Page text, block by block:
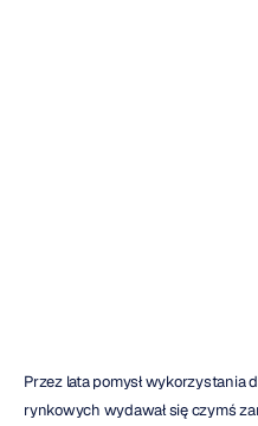
Przez lata pomysł wykorzystania
rynkowych wydawał się czymś